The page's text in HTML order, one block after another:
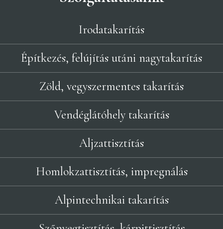
Irodatakarítás
Építkezés, felújítás utáni nagytakarítás
Zöld, vegyszermentes takarítás
Vendéglátóhely takarítás
Aljzattisztítás
Homlokzattisztítás, impregnálás
Alpintechnikai takarítás